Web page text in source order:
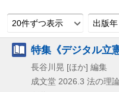
20件ずつ表示 出版
特集《デジタル立
長谷川晃 [ほか] 編集
成文堂 2026.3 法の理